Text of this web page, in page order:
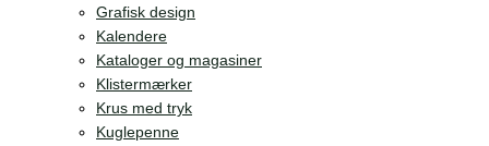
Grafisk design
Kalendere
Kataloger og magasiner
Klistermærker
Krus med tryk
Kuglepenne